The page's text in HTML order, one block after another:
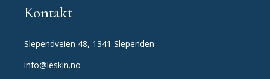
Kontakt
Slependveien 48, 1341 Slependen
info@leskin.no